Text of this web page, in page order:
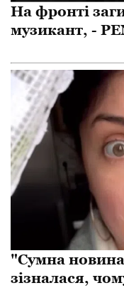
На фронті
музикант, -
"Сумна
зізналася,